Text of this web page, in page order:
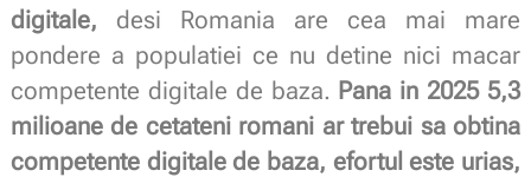
digitale, desi Romania are cea mai mare
pondere a populatiei ce nu detine nici macar
competente digitale de baza. Pana in 2025 5,3
milioane de cetateni romani ar trebui sa obtina
competente digitale de baza, efortul este urias,